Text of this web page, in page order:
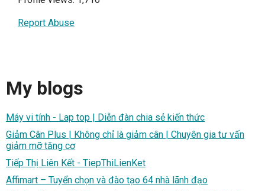
Report Abuse
My blogs
Máy vi tính - Lap top | Diễn đàn chia sẻ kiến thức
Giảm Cân Plus | Không chỉ là giảm cân | Chuyên gia tư vấn
giảm mỡ tăng cơ
Tiếp Thị Liên Kết - TiepThiLienKet
Affimart – Tuyển chọn và đào tạo 64 nhà lãnh đạo